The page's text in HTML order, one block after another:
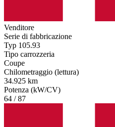
Venditore
Serie di fabbricazione
Typ 105.93
Tipo carrozzeria
Coupe
Chilometraggio (lettura)
34.925 km
Potenza (kW/CV)
64 / 87